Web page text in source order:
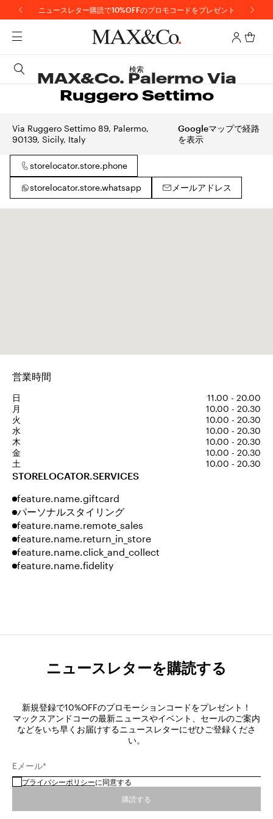
ニュースレター購読で10%OFFのプロモコードをプレゼント
検索
MAX&Co. Palermo Via
Ruggero Settimo
Via Ruggero Settimo 89, Palermo,
90139, Sicily, Italy
Googleマップで経路
を表示
storelocator.store.phone
storelocator.store.whatsapp メールアドレス
営業時間
日
11.00 - 20.00
月
10.00 - 20.30
火
10.00 - 20.30
水
10.00 - 20.30
木
10.00 - 20.30
金
10.00 - 20.30
土
10.00 - 20.30
STORELOCATOR.SERVICES
feature.name.giftcard
パーソナルスタイリング
feature.name.remote_sales
feature.name.return_in_store
feature.name.click_and_collect
feature.name.fidelity
ニュースレターを購読する
新規登録で10%OFFのプロモーションコードをプレゼント！
マックスアンドコーの最新ニュースやイベント、セールのご案内
などをいち早くお届けするニュースレターにぜひご登録くださ
い。
Eメール*
プライバシーポリシーに同意する
購読する